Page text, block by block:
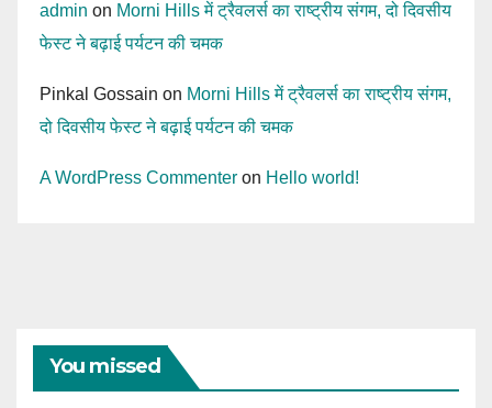
admin on Morni Hills में ट्रैवलर्स का राष्ट्रीय संगम, दो दिवसीय
फेस्ट ने बढ़ाई पर्यटन की चमक
Pinkal Gossain on Morni Hills में ट्रैवलर्स का राष्ट्रीय संगम,
दो दिवसीय फेस्ट ने बढ़ाई पर्यटन की चमक
A WordPress Commenter on Hello world!
You missed